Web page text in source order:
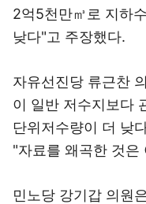
2억5천만㎥로 지하
낮다"고 주장했다.
자유선진당 류근찬
이 일반 저수지보다
단위저수량이 더 낮
"자료를 왜곡한 것은
민노당 강기갑 의원